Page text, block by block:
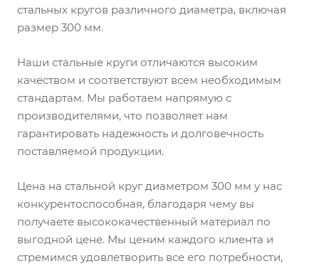
стальных кругов различного диаметра, включая
размер 300 мм.
Наши стальные круги отличаются высоким
качеством и соответствуют всем необходимым
стандартам. Мы работаем напрямую с
производителями, что позволяет нам
гарантировать надежность и долговечность
поставляемой продукции.
Цена на стальной круг диаметром 300 мм у нас
конкурентоспособная, благодаря чему вы
получаете высококачественный материал по
выгодной цене. Мы ценим каждого клиента и
стремимся удовлетворить все его потребности,